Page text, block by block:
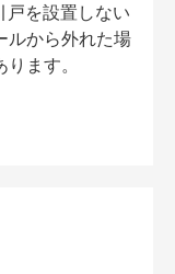
を設置しない
ルから外れた場
ます。